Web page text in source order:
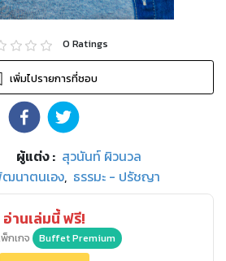
0 Ratings
เพิ่มไปรายการที่ชอบ
ผู้แต่ง : สุวนันท์ ผิวนวล
นาตนเอง, ธรรมะ - ปรัชญา
อ่านเล่มนี้ ฟรี!
กเกจ Buffet Premium